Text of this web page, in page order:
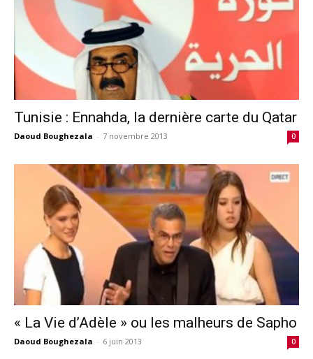
Tunisie : Ennahda, la dernière carte du Qatar
Daoud Boughezala - 7 novembre 2013 0
« La Vie d’Adèle » ou les malheurs de Sapho
Daoud Boughezala - 6 juin 2013 0